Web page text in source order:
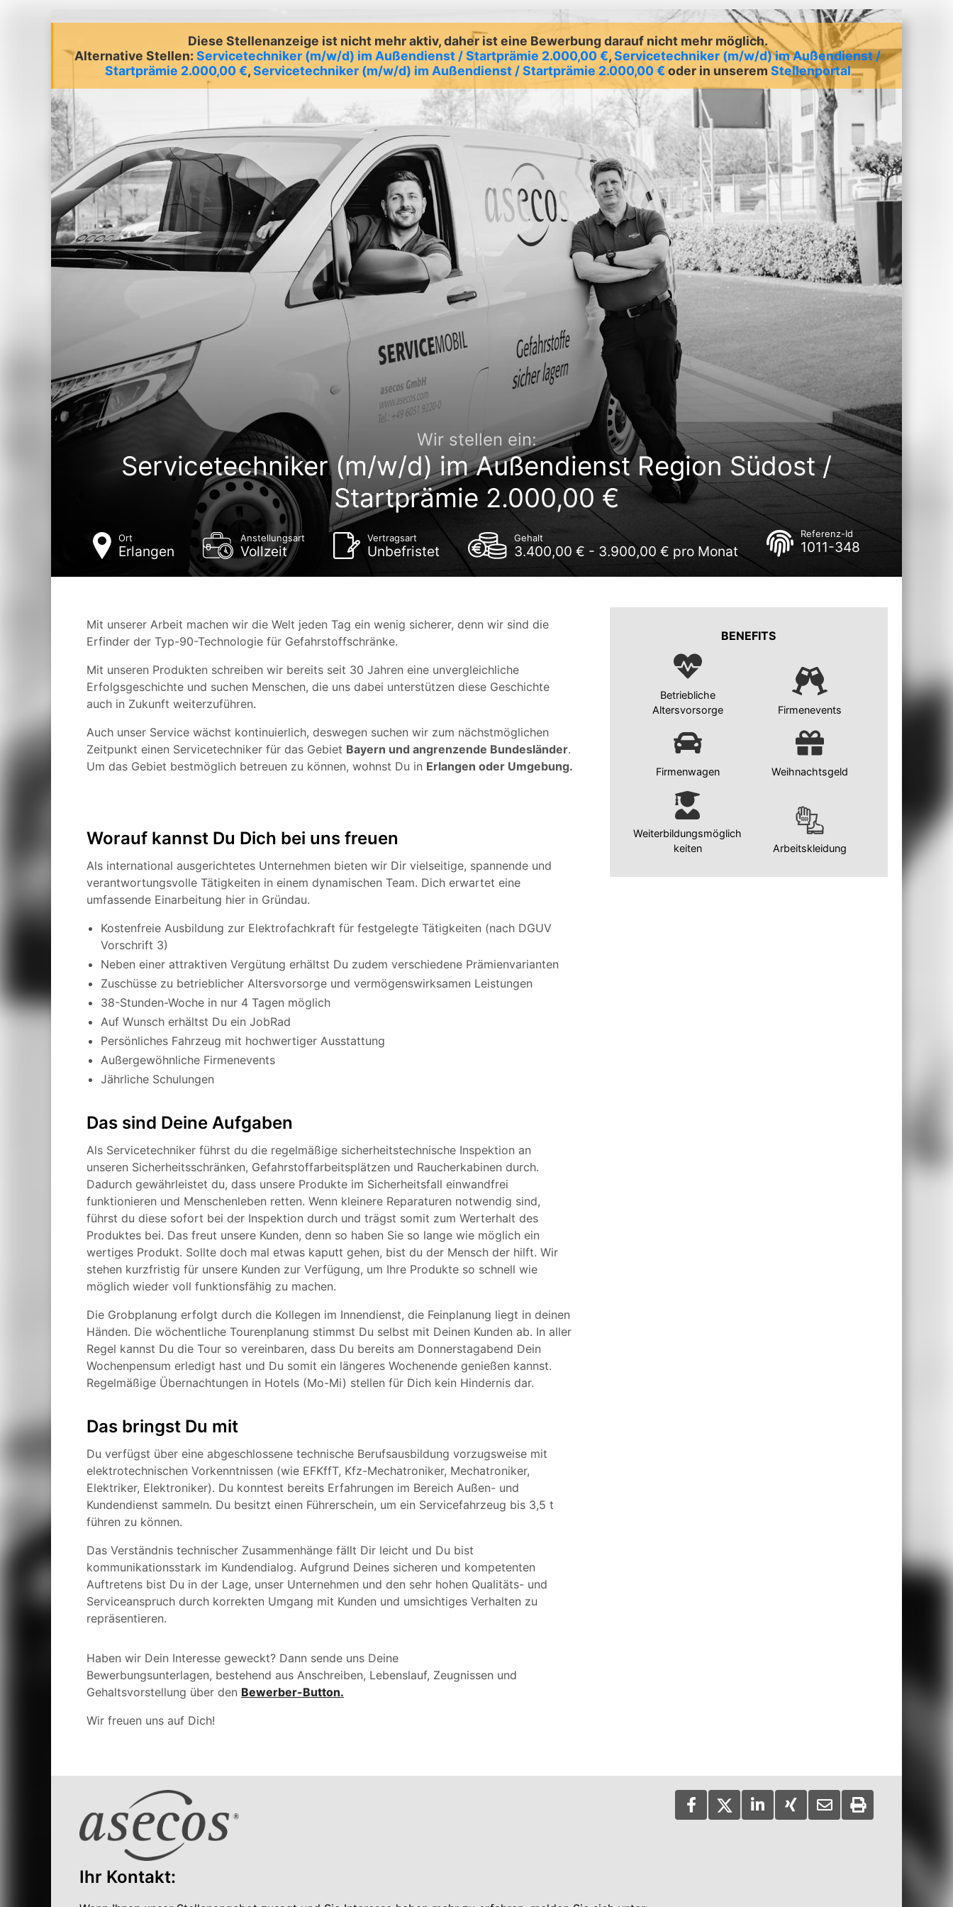
Diese Stellenanzeige ist nicht mehr aktiv, daher ist eine Bewerbung darauf nicht mehr möglich.
Alternative Stellen: Servicetechniker (m/w/d) im Außendienst / Startprämie 2.000,00 €,Servicetechniker (m/w/d) im Außendienst /
Startprämie 2.000,00 €,Servicetechniker (m/w/d) im Außendienst / Startprämie 2.000,00 € oder in unserem Stellenportal
Wir stellen ein:
Servicetechniker (m/w/d) im Außendienst Region Südost /
Startprämie 2.000,00 €
Ort
Erlangen
Anstellungsart
Vollzeit
Vertragsart
Unbefristet
Gehalt
3.400,00 € - 3.900,00 € pro Monat
Referenz-Id
1011-348
Mit unserer Arbeit machen wir die Welt jeden Tag ein wenig sicherer, denn wir sind die
Erfinder der Typ-90-Technologie für Gefahrstoffschränke.
Mit unseren Produkten schreiben wir bereits seit 30 Jahren eine unvergleichliche
Erfolgsgeschichte und suchen Menschen, die uns dabei unterstützen diese Geschichte
auch in Zukunft weiterzuführen.
Auch unser Service wächst kontinuierlich, deswegen suchen wir zum nächstmöglichen
Zeitpunkt einen Servicetechniker für das Gebiet Bayern und angrenzende Bundesländer.
Um das Gebiet bestmöglich betreuen zu können, wohnst Du in Erlangen oder Umgebung.
Worauf kannst Du Dich bei uns freuen
Als international ausgerichtetes Unternehmen bieten wir Dir vielseitige, spannende und
verantwortungsvolle Tätigkeiten in einem dynamischen Team. Dich erwartet eine
umfassende Einarbeitung hier in Gründau.
Kostenfreie Ausbildung zur Elektrofachkraft für festgelegte Tätigkeiten (nach DGUV
Vorschrift 3)
Neben einer attraktiven Vergütung erhältst Du zudem verschiedene Prämienvarianten
Zuschüsse zu betrieblicher Altersvorsorge und vermögenswirksamen Leistungen
38-Stunden-Woche in nur 4 Tagen möglich
Auf Wunsch erhältst Du ein JobRad
Persönliches Fahrzeug mit hochwertiger Ausstattung
Außergewöhnliche Firmenevents
Jährliche Schulungen
Das sind Deine Aufgaben
Als Servicetechniker führst du die regelmäßige sicherheitstechnische Inspektion an
unseren Sicherheitsschränken, Gefahrstoffarbeitsplätzen und Raucherkabinen durch.
Dadurch gewährleistet du, dass unsere Produkte im Sicherheitsfall einwandfrei
funktionieren und Menschenleben retten. Wenn kleinere Reparaturen notwendig sind,
führst du diese sofort bei der Inspektion durch und trägst somit zum Werterhalt des
Produktes bei. Das freut unsere Kunden, denn so haben Sie so lange wie möglich ein
wertiges Produkt. Sollte doch mal etwas kaputt gehen, bist du der Mensch der hilft. Wir
stehen kurzfristig für unsere Kunden zur Verfügung, um Ihre Produkte so schnell wie
möglich wieder voll funktionsfähig zu machen.
Die Grobplanung erfolgt durch die Kollegen im Innendienst, die Feinplanung liegt in deinen
Händen. Die wöchentliche Tourenplanung stimmst Du selbst mit Deinen Kunden ab. In aller
Regel kannst Du die Tour so vereinbaren, dass Du bereits am Donnerstagabend Dein
Wochenpensum erledigt hast und Du somit ein längeres Wochenende genießen kannst.
Regelmäßige Übernachtungen in Hotels (Mo-Mi) stellen für Dich kein Hindernis dar.
Das bringst Du mit
Du verfügst über eine abgeschlossene technische Berufsausbildung vorzugsweise mit
elektrotechnischen Vorkenntnissen (wie EFKffT, Kfz-Mechatroniker, Mechatroniker,
Elektriker, Elektroniker). Du konntest bereits Erfahrungen im Bereich Außen- und
Kundendienst sammeln. Du besitzt einen Führerschein, um ein Servicefahrzeug bis 3,5 t
führen zu können.
Das Verständnis technischer Zusammenhänge fällt Dir leicht und Du bist
kommunikationsstark im Kundendialog. Aufgrund Deines sicheren und kompetenten
Auftretens bist Du in der Lage, unser Unternehmen und den sehr hohen Qualitäts- und
Serviceanspruch durch korrekten Umgang mit Kunden und umsichtiges Verhalten zu
repräsentieren.
Haben wir Dein Interesse geweckt? Dann sende uns Deine
Bewerbungsunterlagen, bestehend aus Anschreiben, Lebenslauf, Zeugnissen und
Gehaltsvorstellung über den Bewerber-Button.
Wir freuen uns auf Dich!
BENEFITS
Betriebliche
Altersvorsorge
Firmenevents
Firmenwagen Weihnachtsgeld
Weiterbildungsmöglich
keiten
Arbeitskleidung
Ihr Kontakt: